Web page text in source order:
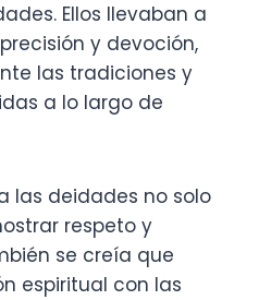
Ellos llevaban a
y devoción,
las tradiciones y
a lo largo de
las deidades no solo
respeto y
se creía que
espiritual con las